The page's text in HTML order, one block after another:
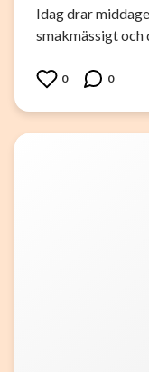
Idag drar
smakmässigt och
0 0